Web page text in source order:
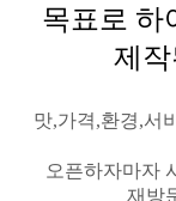
목표로 하
제
맛,가격,환경,서
오픈하자마자
재방